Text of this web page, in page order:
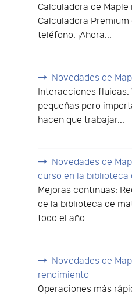
Calculadora de
Calculadora Premium
teléfono. ¡Ahora...
Novedades de
Interacciones fluidas:
pequeñas pero
hacen que trabajar...
Novedades de
curso en la
Mejoras continuas:
de la biblioteca de
todo el año....
Novedades de
rendimiento
Operaciones más